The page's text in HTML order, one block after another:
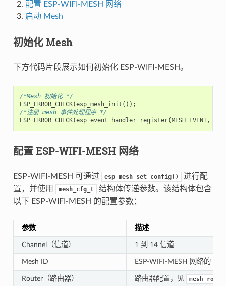
配置 ESP-WIFI-MESH 网络
启动 Mesh
初始化 Mesh
下方代码片段展示如何初始化 ESP-WIFI-MESH。
/*Mesh 初始化 */
ESP_ERROR_CHECK(esp_mesh_init ());
/*注册 mesh 事件处理程序 */
ESP_ERROR_CHECK(esp_event_handler_register( MESH_EVENT,
配置 ESP-WIFI-MESH 网络
ESP-WIFI-MESH 可通过 esp_mesh_set_config()
进行配
置，并使用
mesh_cfg_t
结构体传递参数。该结构体包含
以下 ESP-WIFI-MESH 的配置参数：
参数 描述
Channel（信道） 1 到 14 信道
Mesh ID ESP-WIFI-MESH 网络的 ID
Router（路由器） 路由器配置，见